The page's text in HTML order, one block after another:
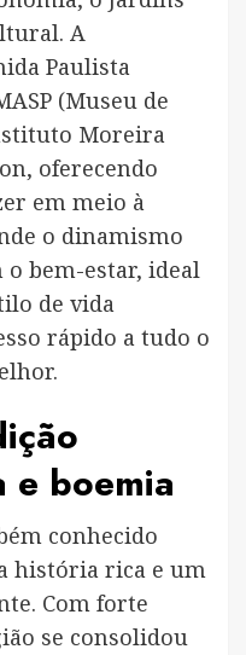
A
Paulista
(Museu de
Moreira
oferecendo
em meio à
o dinamismo
bem-estar, ideal
de vida
rápido a tudo o
e boemia
conhecido
história rica e um
Com forte
se consolidou